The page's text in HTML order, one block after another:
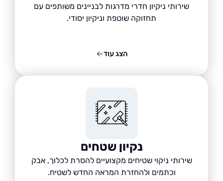
שירותי ניקיון חדרי מדרגות לבניינים משותפים עם
תחזוקה שוטפת וניקיון יסודי.
נקיון שטחים
שירותי ניקוי שטיחים מקצועיים להסרת לכלוך, אבק
וכתמים ולהחזרת המראה החדש לשטיח.